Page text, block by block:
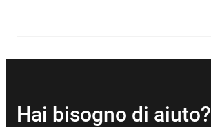
Hai bisogno di aiuto?